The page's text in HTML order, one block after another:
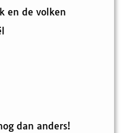
en de volken
dan anders!